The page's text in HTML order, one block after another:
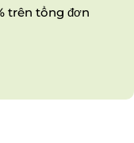
trên tổng đơn